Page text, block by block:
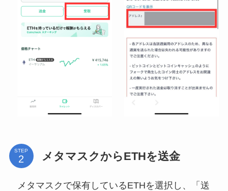
STEP メタマスクからETHを送金
メタマスクで保有しているETHを選択し、「送